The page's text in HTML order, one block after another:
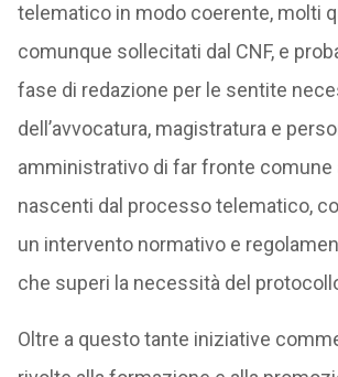
telematico in modo coerente, molti
comunque sollecitati dal CNF, e
fase di redazione per le sentite
dell’avvocatura, magistratura e
amministrativo di far fronte comune
nascenti dal processo telematico,
un intervento normativo e
che superi la necessità del
Oltre a questo tante iniziative